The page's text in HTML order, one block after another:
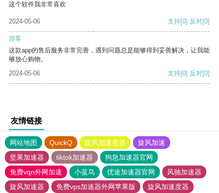
这个软件我非常喜欢
2024-05-06 支持[0] 反对[0]
游客
这款app的售后服务非常完善，遇到问题总是能够得到妥善解决，让我能
够放心购物。
2024-05-06
支持[0] 反对[0]
友情链接
网站地图 QuickQ 旋风加速度器
旋风加速
坚果加速器
tiktok加速器
狗急加速器官网
免费vqn外网加速
小蓝鸟 优途加速器官网
风驰加速器
旋风加速器
免费vps加速器外网苹果版
旋风加速度器